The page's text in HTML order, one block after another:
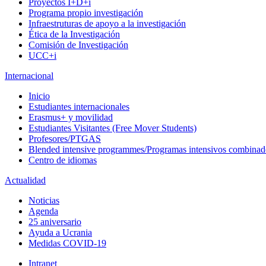
Proyectos I+D+i
Programa propio investigación
Infraestruturas de apoyo a la investigación
Ética de la Investigación
Comisión de Investigación
UCC+i
Internacional
Inicio
Estudiantes internacionales
Erasmus+ y movilidad
Estudiantes Visitantes (Free Mover Students)
Profesores/PTGAS
Blended intensive programmes/Programas intensivos
Centro de idiomas
Actualidad
Noticias
Agenda
25 aniversario
Ayuda a Ucrania
Medidas COVID-19
Intranet